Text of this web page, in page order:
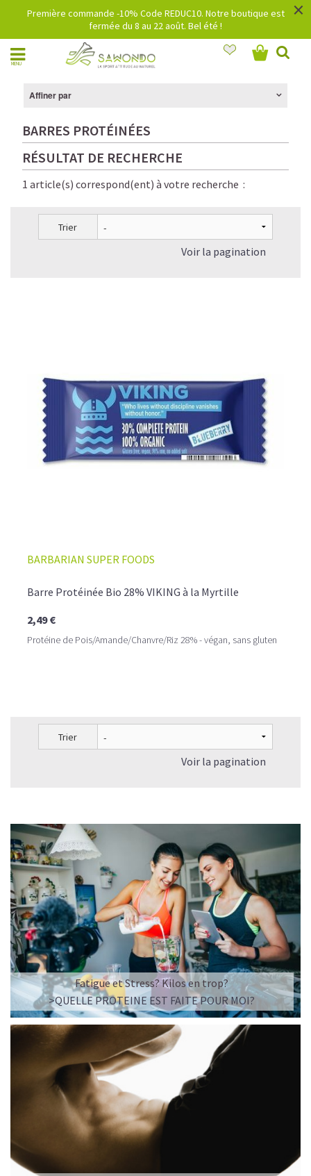
Première commande -10% Code REDUC10. Notre boutique est
fermée du 8 au 22 août. Bel été !
×
MENU
Affiner par
BARRES PROTÉINÉES
RÉSULTAT DE RECHERCHE
1 article(s) correspond(ent) à votre recherche :
Trier
Voir la pagination
BARBARIAN SUPER FOODS
Barre Protéinée Bio 28% VIKING à la Myrtille
2,49 €
Protéine de Pois/Amande/Chanvre/Riz 28% - végan, sans gluten
Trier
Voir la pagination
Fatigue et Stress? Kilos en trop?
>QUELLE PROTEINE EST FAITE POUR MOI?